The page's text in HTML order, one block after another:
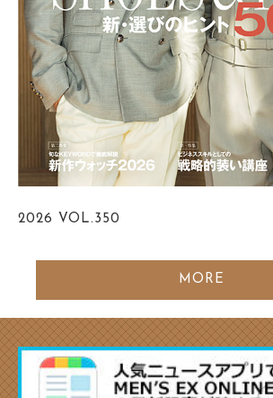
2026 VOL.350
MORE